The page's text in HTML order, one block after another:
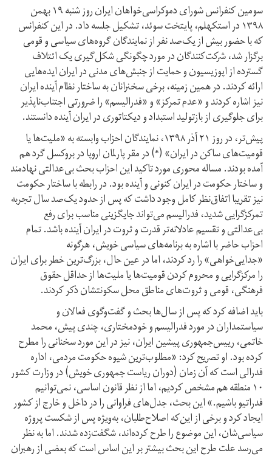
سومین کنفرانس شورای دموکراسی‌خواهان ایران روز شنبه ۱۹ بهمن
۱۳۹۸ در استکهلم، پایتخت سوئد، تشکیل جلسه داد. در این کنفرانس
که با حضور بیش از یک‌صد نفر از نمایندگان گروه‌های سیاسی و قومی
برگزار شد، شرکت‌کنندگان در مورد چگونگی شکل‌گیری یک ائتلاف
گسترده از اپوزیسیون و حمایت از جنبش‌های مدنی در ایران ایده‌هایی
ارائه کردند. در همین زمینه، برخی سخنرانان به ساختار نظام آینده ایران
نیز اشاره کردند و «عدم تمرکز» و «فدرالیسم» را ضرورتی اجتناب‌ناپذیر
برای جلوگیری از بازتولید استبداد و دیکتاتوری در ایران آینده دانستند.
پیش‌تر، در روز ۲۱ آذر ۱۳۹۸، نمایندگان احزاب وابسته به «ملیت‌ها یا
قومیت‌‌های ساکن در ایران» (*) در مقر پارلمان اروپا در بروکسل گرد هم
آمده بودند. مساله محوری مورد تاکید این احزاب بحث بی‌عدالتی نهادمند
و ساختار حکومت در ایران کنونی و آینده بود. در رابطه با ساختار حکومت
نیز تقریبا اتفاق‌نظر کامل وجود داشت که پس از حدود یک‌صد سال تجربه
تمرکز‌گرایی شدید، فدرالیسم می‌تواند جایگزینی مناسب برای رفع
بی‌عدالتی و تقسیم عادلانه‌تر قدرت و ثروت در ایران آینده باشد. تمام
احزاب حاضر با اشاره به برنامه‌های سیاسی خویش، هر‌گونه
«جدایی‌خواهی» را رد کردند، اما در عین حال، بزرگ‌ترین خطر برای ایران
را مرکزگرایی و محروم کردن قومیت‌ها یا ملیت‌ها از حداقل حقوق
فرهنگی، قومی و ثروت‌های مناطق محل سکونتشان ذکر کردند.
باید اضافه کرد که پس از سال‌ها بحث و گفت‌و‌گوی فعالان و
سیاستمداران در مورد فدرالیسم و خودمختاری، چندی پیش، محمد
خاتمی، رییس‌جمهوری پیشین ایران، نیز در این مورد سخنانی را مطرح
کرده بود. او تصریح کرد: «مطلوب‌ترین شیوه حکومت مردمی، اداره
فدرالی است که آن زمان (دوران ریاست جمهوری خویش) در وزارت کشور
۱۰ منطقه هم مشخص کردیم، اما از نظر قانون اساسی، نمی‌توانیم
فدراتیو باشیم.» این بحث، جدل‌های فراوانی را در داخل و خارج از کشور
ایجاد کرد و برخی از این‌که اصلاح‌طلبان، به‌ویژه پس از شکست پروژه
سیاسی‌شان، این موضوع را طرح کرده‌اند، شگفت‌زده شدند. اما به نظر
می‌رسد علت طرح این بحث بیشتر بر این اساس است که بعضی از رهبران